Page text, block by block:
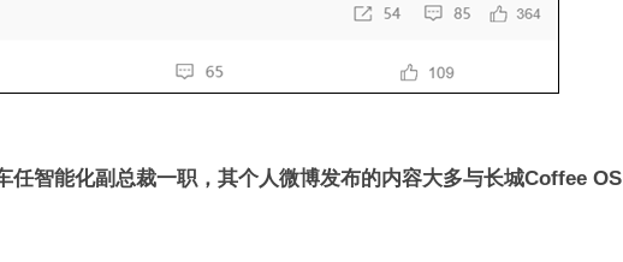
任智能化副总裁一职，其个人微博发布的内容大多与长城Coffee OS